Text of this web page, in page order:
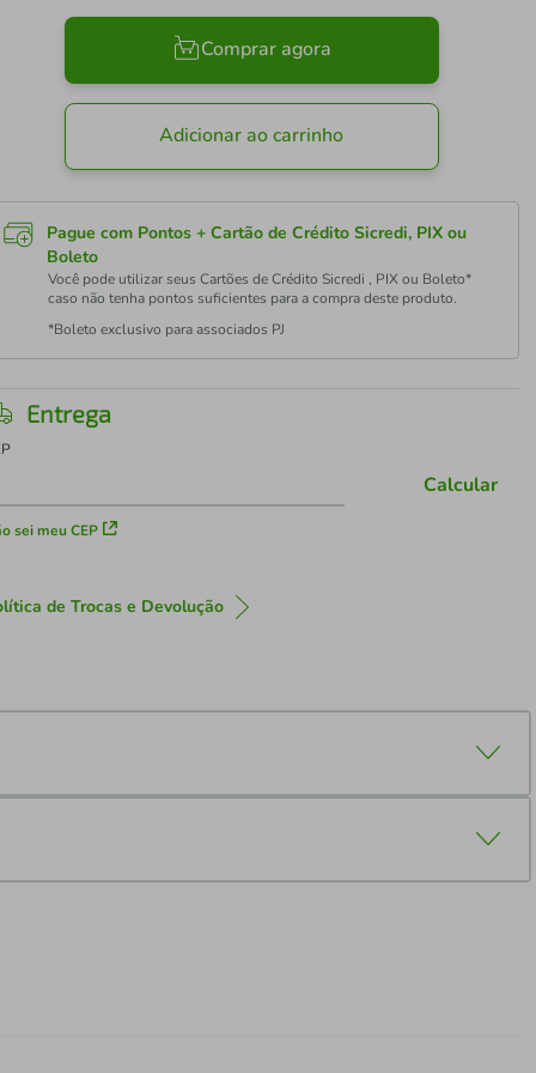
Comprar agora
Adicionar ao carrinho
Pague com Pontos + Cartão de Crédito Sicredi, PIX ou
Boleto
Você pode utilizar seus Cartões de Crédito Sicredi , PIX ou Boleto*
caso não tenha pontos suficientes para a compra deste produto.
*Boleto exclusivo para associados PJ
Entrega
sei meu CEP
Calcular
de Trocas e Devolução